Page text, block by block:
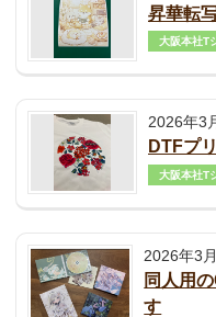
昇華転
大阪本社T
2026年3
DTFプ
大阪本社T
2026年3
同人用
す